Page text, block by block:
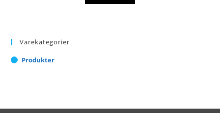
Varekategorier
Produkter